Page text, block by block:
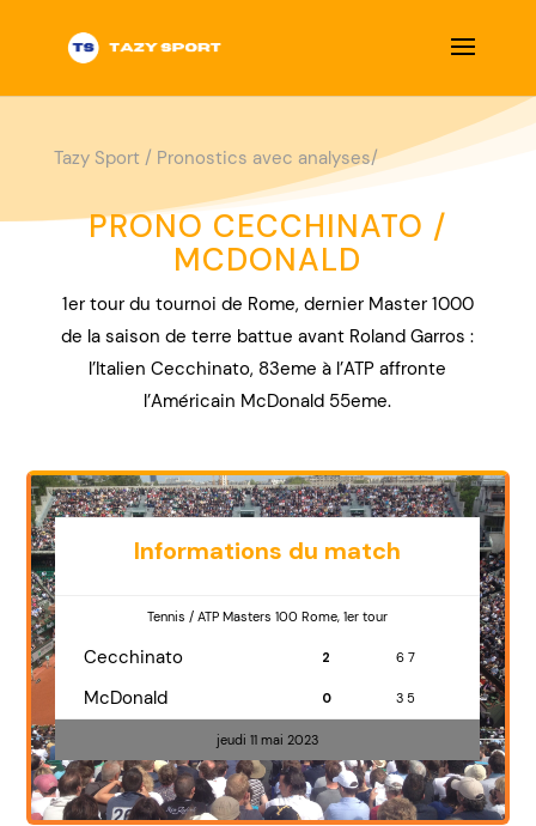
Tazy Sport/ Pronostics avec analyses/
PRONO CECCHINATO /
MCDONALD
1er tour du tournoi de Rome, dernier Master 1000
de la saison de terre battue avant Roland Garros :
l’Italien Cecchinato, 83eme à l’ATP affronte
l’Américain McDonald 55eme.
Informations du match
Tennis / ATP Masters 100 Rome, 1er tour
Cecchinato 2 6 7
McDonald 0 3 5
jeudi 11 mai 2023